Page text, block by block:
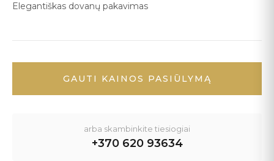
Elegantiškas dovanų pakavimas
GAUTI KAINOS PASIŪLYMĄ
arba skambinkite tiesiogiai
+370 620 93634